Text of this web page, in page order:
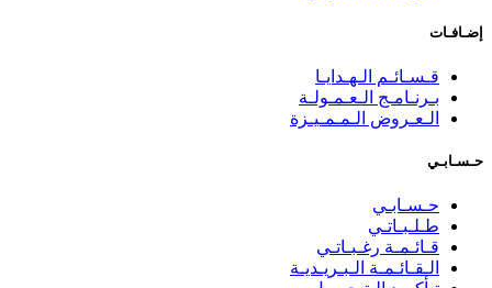
إضـافـات
قـسـائـم الـهـدايـا
بـرنـامـج الـعـمـولـة
الـعـروض الـمـمـيـزة
حـسـابـي
حـسـابـي
طـلـبـاتـي
قـائـمـة رغـبـاتـي
الـقـائـمـة الـبـريـديـة